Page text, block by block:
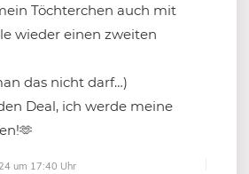
Töchterchen auch mit
wieder einen zweiten
das nicht darf…)
Deal, ich werde meine
um 17:40 Uhr